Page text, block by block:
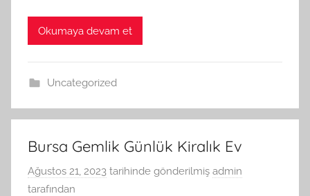
Okumaya devam et
Uncategorized
Bursa Gemlik Günlük Kiralık Ev
Ağustos 21, 2023 tarihinde gönderilmiş admin
tarafından